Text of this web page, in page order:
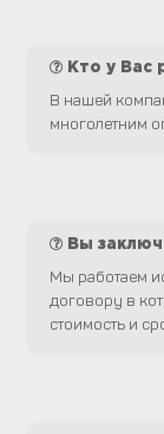
Кто у Вас
В нашей
многолетним
Вы
Мы работаем
договору в
стоимость и